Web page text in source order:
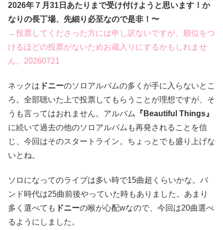
2026年７月31日あたりまで受け付けようと思います！か
なりの長丁場、先細り必至なので是非！〜
→投票してくださった方には申し訳ないですが、順位をつ
けるほどの投票がないためお蔵入りにするかもしれませ
ん。20260721
ネックは ドニーのソロアルバムの多くが手に入らないとこ
ろ。全部聴いた上で投票してもらうことが理想ですが、そ
うも言ってはおれません。アルバム
『Beautiful Things』
に続いて過去の他のソロアルバムも再発されることを信
じ、今回はそのスタートライン。ちょっとでも盛り上げな
いとね。
ソロになってのライブは多い時で15曲超くらいかな。バ
ンド時代は25曲前後やっていた時もありました。あまり
多く選べても ドニーの喉が心配wなので、今回は20曲選べ
るようにしました。